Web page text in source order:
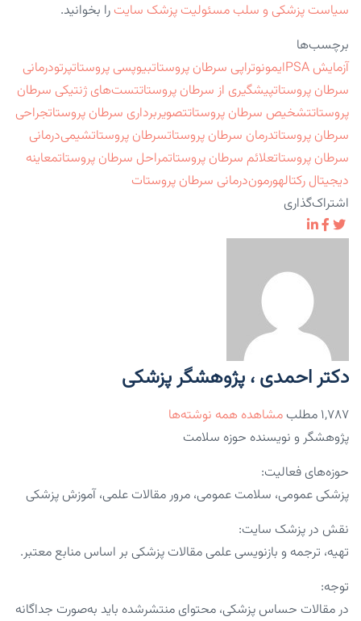
سیاست پزشکی و سلب مسئولیت پزشک سایت را بخوانید.
برچسب‌ها
آزمایش PSA
ایمونوتراپی سرطان پروستاتبیوپسی پروستاتپرتودرمانی
سرطان پروستاتپیشگیری از سرطان پروستاتتست‌های ژنتیکی سرطان
پروستاتتشخیص سرطان پروستاتتصویربرداری سرطان پروستاتجراحی
سرطان پروستاتدرمان سرطان پروستاتسرطان پروستاتشیمی‌درمانی
سرطان پروستاتعلائم سرطان پروستاتمراحل سرطان پروستاتمعاینه
دیجیتال رکتالهورمون‌درمانی سرطان پروستات
اشتراک‌گذاری
دکتر احمدی ، پژوهشگر پزشکی
۱,۷۸۷ مطلب
مشاهده همه نوشته‌ها
پژوهشگر و نویسنده حوزه سلامت
حوزه‌های فعالیت:
پزشکی عمومی، سلامت عمومی، مرور مقالات علمی، آموزش پزشکی
نقش در پزشک سایت:
تهیه، ترجمه و بازنویسی علمی مقالات پزشکی بر اساس منابع معتبر.
توجه:
در مقالات حساس پزشکی، محتوای منتشرشده باید به‌صورت جداگانه